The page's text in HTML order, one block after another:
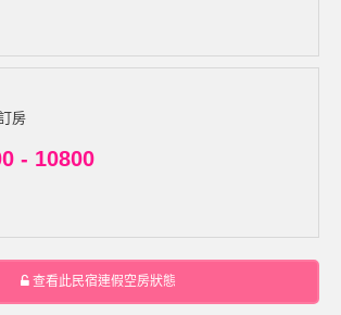
房
- 10800
查看此民宿連假空房狀態